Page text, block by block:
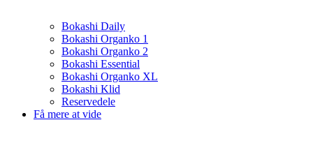
Bokashi Daily
Bokashi Organko 1
Bokashi Organko 2
Bokashi Essential
Bokashi Organko XL
Bokashi Klid
Reservedele
Få mere at vide